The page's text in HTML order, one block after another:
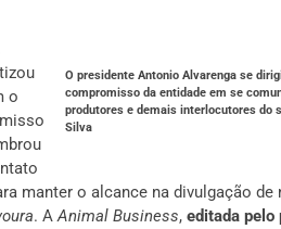
O presidente Antonio Alvarenga se
compromisso da entidade em se
produtores e demais interlocutores do
Silva
o
manter o alcance na divulgação
. AAnimal Business, editada